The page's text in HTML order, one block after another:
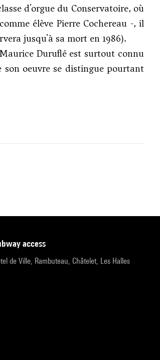
d'orgue du Conservatoire, où
élève Pierre Cochereau -, il
jusqu'à sa mort en 1986).
Duruflé est surtout connu
oeuvre se distingue pourtant
access
de Ville, Rambuteau, Châtelet, Les Halles